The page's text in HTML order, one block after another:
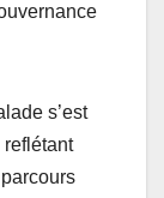
s’est